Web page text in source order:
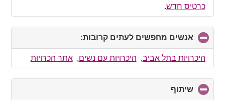
כרטיס חדש.
אנשים מחפשים לעתים קרובות:
to
collapse
contents
היכרויות בתל אביב, היכרויות עם נשים,אתר הכרויות
שיתוף